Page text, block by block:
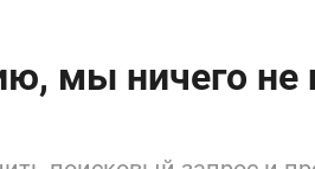
мы ничего